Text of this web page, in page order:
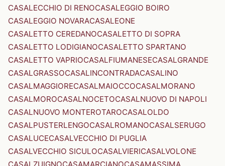
CASALECCHIO DI RENOCASALEGGIO BOIRO
CASALEGGIO NOVARACASALEONE
CASALETTO CEREDANOCASALETTO DI SOPRA
CASALETTO LODIGIANOCASALETTO SPARTANO
CASALETTO VAPRIOCASALFIUMANESECASALGRANDE
CASALGRASSOCASALINCONTRADACASALINO
CASALMAGGIORECASALMAIOCCOCASALMORANO
CASALMOROCASALNOCETOCASALNUOVO DI NAPOLI
CASALNUOVO MONTEROTAROCASALOLDO
CASALPUSTERLENGOCASALROMANOCASALSERUGO
CASALUCECASALVECCHIO DI PUGLIA
CASALVECCHIO SICULOCASALVIERICASALVOLONE